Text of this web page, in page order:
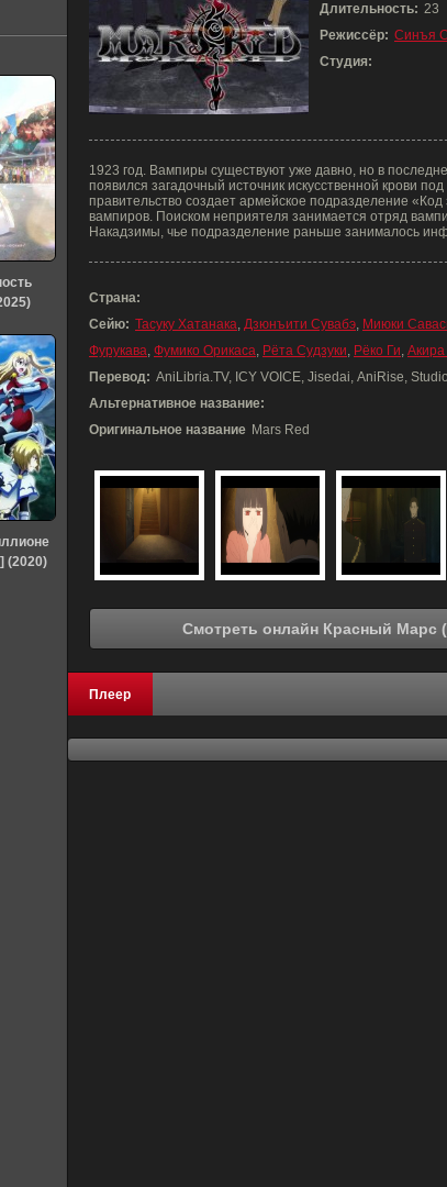
Длительность: 23
Режиссёр: Синъя
Студия:
1923 год. Вампиры существуют уже давно, но в
появился загадочный источник искусственной крови
правительство создает армейское подразделение
вампиров. Поиском неприятеля занимается отряд
Накадзимы, чье подразделение раньше занималось
Страна:
Сейю: Тасуку Хатанака, Дзюнъити Сувабэ, Миюки
Фурукава, Фумико Орикаса, Рёта Судзуки, Рёко Ги,
Перевод: AniLibria.TV, ICY VOICE, Jisedai, AniRise,
Альтернативное название:
Оригинальное название Mars Red
Плеер
(2020)